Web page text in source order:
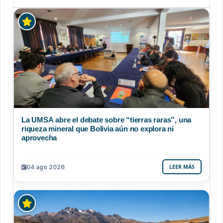
La UMSA abre el debate sobre “tierras raras”, una
riqueza mineral que Bolivia aún no explora ni
aprovecha
04 ago 2026 LEER MÁS